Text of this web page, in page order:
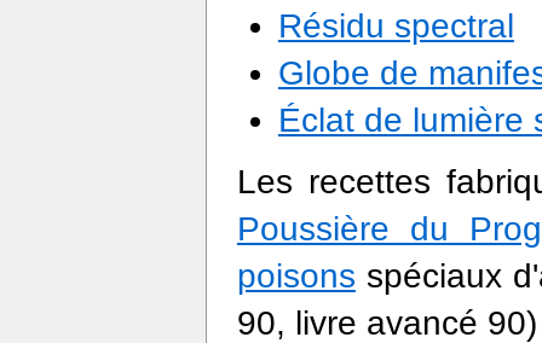
Résidu spectral
Globe de
Éclat de lumière
Les recettes
Poussière du
poisons spéciaux
90, livre avancé 90)